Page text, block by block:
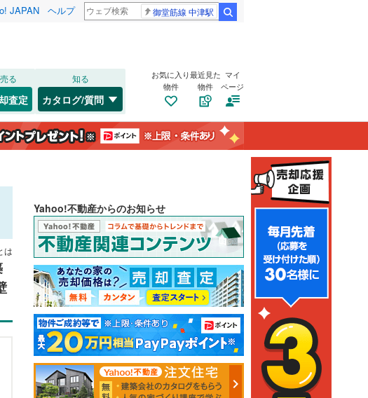
JAPAN ヘルプ 御堂筋線 中津駅
売る
査定
知る
カタログ/質問
お気に入り
物件
最近見た
物件
マイ
ページ
は
Yahoo!不動産からのお知らせ